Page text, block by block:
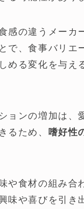
感の違うメーカ
で、食事バリエ
める変化を与え
ョンの増加は、
るため、 嗜好性
や食材の組み合
味や喜びを引き